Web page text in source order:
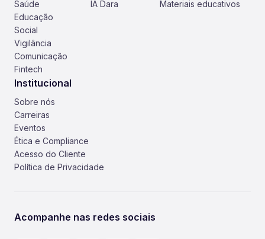
Saúde
Educação
Social
Vigilância
Comunicação
Fintech
IA Dara
Materiais educativos
Institucional
Sobre nós
Carreiras
Eventos
Ética e Compliance
Acesso do Cliente
Política de Privacidade
Acompanhe nas redes sociais